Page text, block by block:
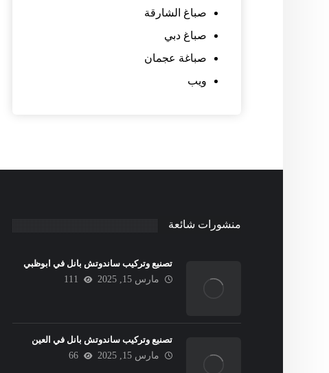
صباغ الشارقة
صباغ دبي
صباغة عجمان
ويب
منشورات شائعة
تصنيع وتركيب ساندوتش بانل في ابوظبي
مارس 15, 2025
111
تصنيع وتركيب ساندوتش بانل في العين
مارس 15, 2025
66